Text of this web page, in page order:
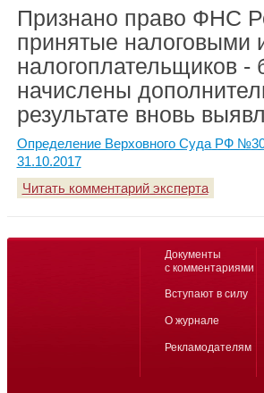
Признано право ФНС
принятые налоговыми
налогоплательщиков -
начислены
результате вновь
Определение Верховного Суда РФ
31.10.2017
Читать комментарий эксперта
Документы
с комментариями
Вступают в силу
О журнале
Рекламодателям